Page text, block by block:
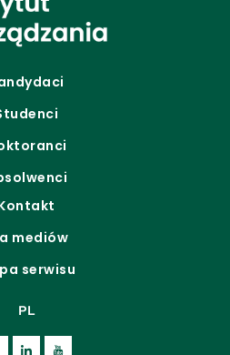
mediów
serwisu
PL